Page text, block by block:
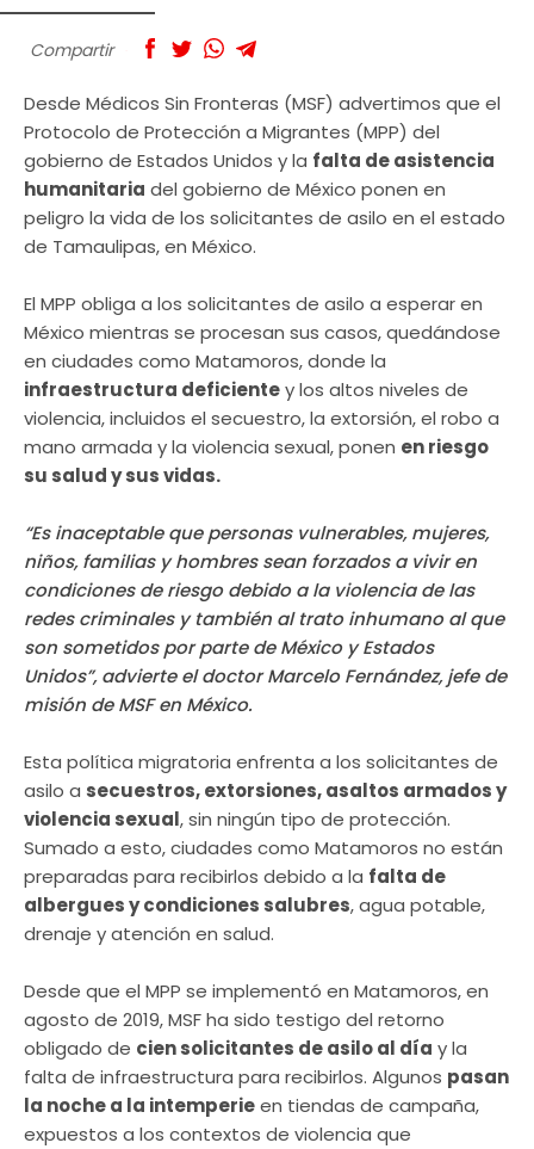
Compartir
Desde Médicos Sin Fronteras (MSF) advertimos que el
Protocolo de Protección a Migrantes (MPP) del
gobierno de Estados Unidos y la falta de asistencia
humanitaria del gobierno de México ponen en
peligro la vida de los solicitantes de asilo en el estado
de Tamaulipas, en México.
El MPP obliga a los solicitantes de asilo a esperar en
México mientras se procesan sus casos, quedándose
en ciudades como Matamoros, donde la
infraestructura deficientey los altos niveles de
violencia, incluidos el secuestro, la extorsión, el robo a
mano armada y la violencia sexual, ponen en riesgo
su salud y sus vidas.
“Es inaceptable que personas vulnerables, mujeres,
niños, familias y hombres sean forzados a vivir en
condiciones de riesgo debido a la violencia de las
redes criminales y también al trato inhumano al que
son sometidos por parte de México y Estados
Unidos”, advierte el doctor Marcelo Fernández, jefe de
misión de MSF en México.
Esta política migratoria enfrenta a los solicitantes de
asilo a secuestros, extorsiones, asaltos armados y
violencia sexual, sin ningún tipo de protección.
Sumado a esto, ciudades como Matamoros no están
preparadas para recibirlos debido a la falta de
albergues y condiciones salubres, agua potable,
drenaje y atención en salud.
Desde que el MPP se implementó en Matamoros, en
agosto de 2019, MSF ha sido testigo del retorno
obligado de cien solicitantes de asilo al día y la
falta de infraestructura para recibirlos. Algunos pasan
la noche a la intemperieen tiendas de campaña,
expuestos a los contextos de violencia que